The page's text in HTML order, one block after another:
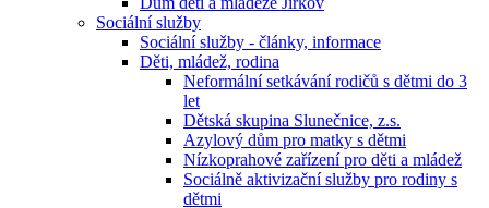
Sociální služby
Sociální služby - články, informace
Děti, mládež, rodina
Neformální setkávání rodičů s dětmi do 3
let
Dětská skupina Slunečnice, z.s.
Azylový dům pro matky s dětmi
Nízkoprahové zařízení pro děti a mládež
Sociálně aktivizační služby pro rodiny s
dětmi